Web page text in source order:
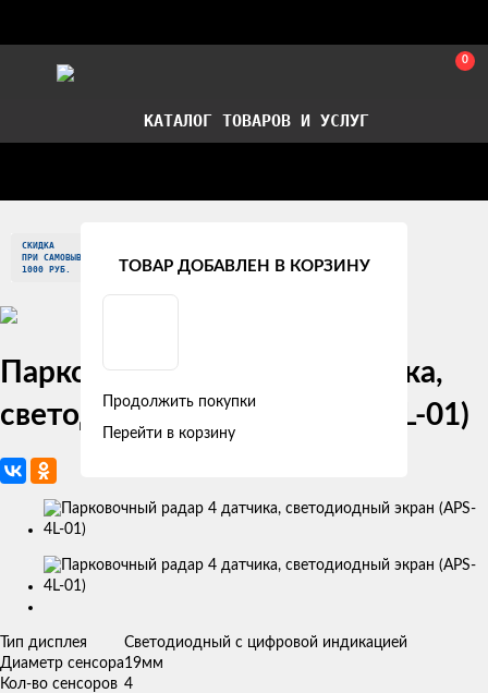
0
КАТАЛОГ ТОВАРОВ И УСЛУГ
Парковочный радар 4 датчика,
светодиодный экран (APS-4L-01)
Изображения
Тип дисплея
Светодиодный с цифровой индикацией
Диаметр сенсора19мм
Кол-во сенсоров 4
СКИДКА
ПРИ САМОВЫВОЗЕ
1000 РУБ.
ТОВАР ДОБАВЛЕН В КОРЗИНУ
Продолжить покупки
Перейти в корзину